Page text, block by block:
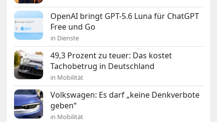
OpenAI bringt GPT-5.6 Luna für ChatGPT
Free und Go
in Dienste
49,3 Prozent zu teuer: Das kostet
Tachobetrug in Deutschland
in Mobilität
Volkswagen: Es darf „keine Denkverbote
geben“
in Mobilität